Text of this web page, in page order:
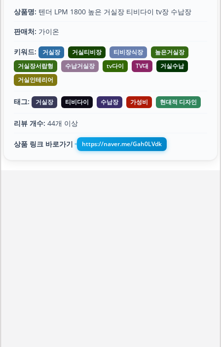
상품명: 텐더 LPM 1800 높은 거실장 티비다이 tv장 수납장
판매처: 가이온
키워드: 거실장 거실티비장 티비장식장
높은거실장
거실장서랍형
수납거실장 tv다이 TV대
거실수납
거실인테리어
태그: 거실장 티비다이 수납장 가성비 현대적 디자인
리뷰 개수: 44개 이상
상품 링크 바로가기 ➔ https://naver.me/Gah0LVdk